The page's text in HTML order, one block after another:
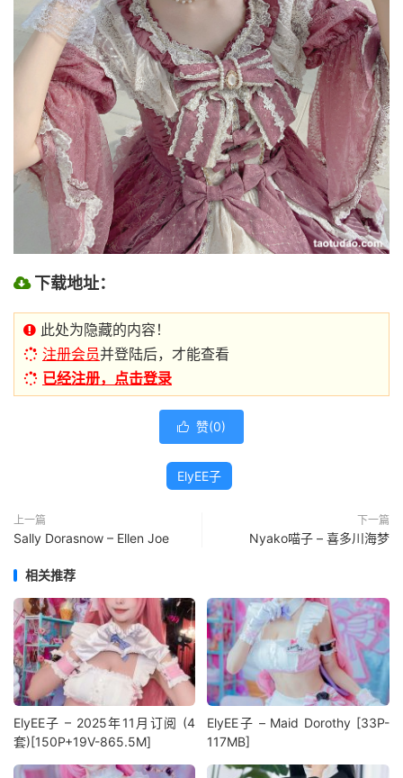
下载地址：
此处为隐藏的内容！
注册会员并登陆后，才能查看
已经注册，点击登录
 赞(0)
ElyEE子
上一篇
Sally Dorasnow – Ellen Joe
下一篇
Nyako喵子 – 喜多川海梦
相关推荐
ElyEE子 – 2025年11月订阅 (4
套)[150P+19V-865.5M]
ElyEE子 – Maid Dorothy [33P-
117MB]